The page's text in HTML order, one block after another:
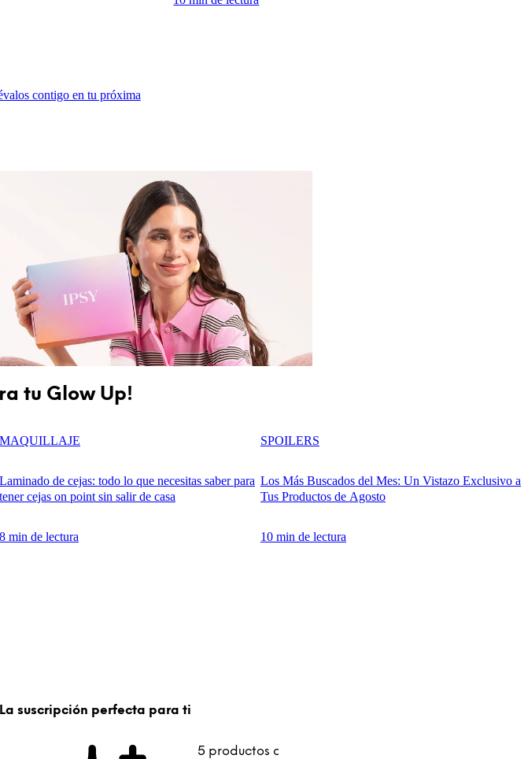
contigo en tu próxima
tu Glow Up!
MAQUILLAJE
Laminado de cejas: todo lo que necesitas saber para
tener cejas on point sin salir de casa
8 min de lectura
SPOILERS
Los Más Buscados del Mes: Un Vistazo Exclusivo a
Tus Productos de Agosto
10 min de lectura
La suscripción perfecta para ti
5 productos al precio